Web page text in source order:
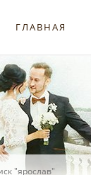
ГЛАВНАЯ
"ярослав"